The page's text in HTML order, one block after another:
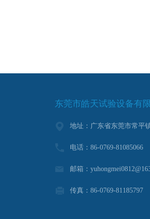
东莞市皓天试验设备有
地址：广东省东莞市常平
电话：86-0769-81085066
邮箱：
传真：86-0769-81185797